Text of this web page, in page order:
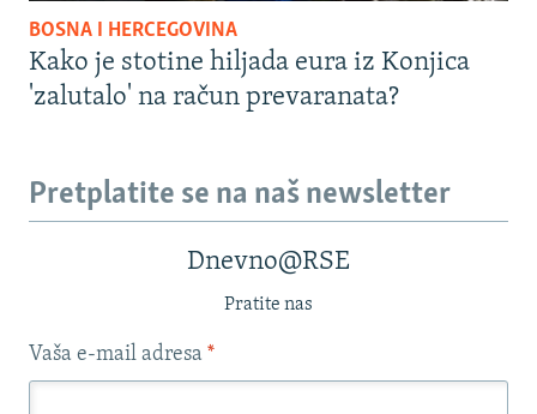
BOSNA I HERCEGOVINA
Kako je stotine hiljada eura iz Konjica
'zalutalo' na račun prevaranata?
Pretplatite se na naš newsletter
Dnevno@RSE
Pratite nas
Vaša e-mail adresa *